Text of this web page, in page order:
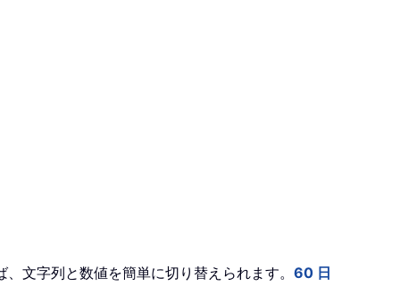
、文字列と数値を簡単に切り替えられます。 60 日